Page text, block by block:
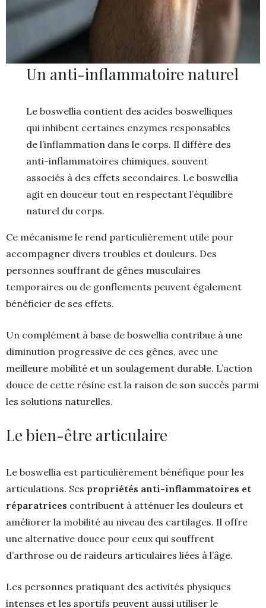
Un anti-inflammatoire naturel
Le boswellia contient des acides boswelliques
qui inhibent certaines enzymes responsables
de l’inflammation dans le corps. Il diffère des
anti-inflammatoires chimiques, souvent
associés à des effets secondaires. Le boswellia
agit en douceur tout en respectant l’équilibre
naturel du corps.
Ce mécanisme le rend particulièrement utile pour
accompagner divers troubles et douleurs. Des
personnes souffrant de gênes musculaires
temporaires ou de gonflements peuvent également
bénéficier de ses effets.
Un complément à base de boswellia contribue à une
diminution progressive de ces gênes, avec une
meilleure mobilité et un soulagement durable. L’action
douce de cette résine est la raison de son succès parmi
les solutions naturelles.
Le bien-être articulaire
Le boswellia est particulièrement bénéfique pour les
articulations. Ses propriétés anti-inflammatoires et
réparatrices contribuent à atténuer les douleurs et
améliorer la mobilité au niveau des cartilages. Il offre
une alternative douce pour ceux qui souffrent
d’arthrose ou de raideurs articulaires liées à l’âge.
Les personnes pratiquant des activités physiques
intenses et les sportifs peuvent aussi utiliser le